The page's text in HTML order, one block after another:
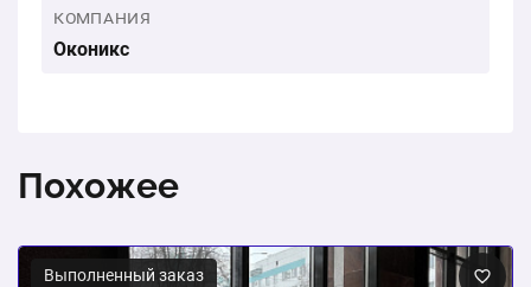
КОМПАНИЯ
Оконикс
Похожее
Выполненный заказ